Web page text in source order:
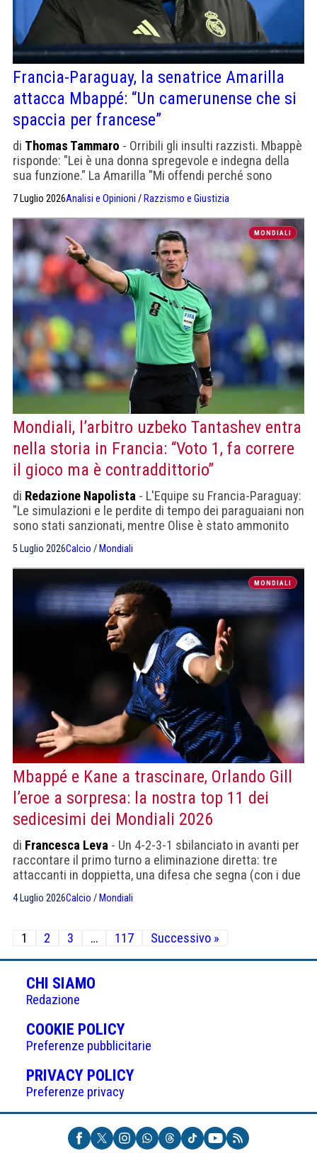
Francia-Paraguay, la senatrice Amarilla
attacca Mbappé: “Un camerunense che si
spaccia per francese”
di Thomas Tammaro - Orribili gli insulti razzisti. Mbappè
risponde: "Lei è una donna spregevole e indegna della
sua funzione." La Amarilla "Mi offendi perché sono
donna. Scusati, o potrò avviare azioni legali per violenza
di genere"
7 Luglio 2026Analisi e Opinioni / Razzismo e Giustizia
MONDIALI
Mondiali, l’arbitro uzbeko Tantashev entra
nella storia in Francia: “Voto 1, fa correre
il gioco ma è contraddittorio”
di Redazione Napolista - L'Equipe su Francia-Paraguay:
"Le simulazioni e le perdite di tempo dei paraguaiani non
sono stati sanzionati, mentre Olise è stato ammonito
appartenere a una partita parallela".
5 Luglio 2026Calcio / Mondiali
MONDIALI
Mbappé e Kane a trascinare, Orlando Gill
l’eroe a sorpresa: la nostra top 11 dei
sedicesimi dei Mondiali 2026
di Francesca Leva - Un 4-2-3-1 sbilanciato in avanti per
raccontare il primo turno a eliminazione diretta: tre
attaccanti in doppietta, una difesa che segna (con i due
centrali dell'Argentina a bersaglio), il portiere del
Paraguay che stende la Germania a suon di rigori parati.
4 Luglio 2026Calcio / Mondiali
Paginazione
degli
articoli
1 2 3 … 117 Successivo »
CHI SIAMO
Redazione
COOKIE POLICY(APRE
IN
UNA
NUOVA
Preferenze pubblicitarie
PRIVACY POLICY(APRE
UNA
NUOVA
SCHEDA)
Preferenze privacy